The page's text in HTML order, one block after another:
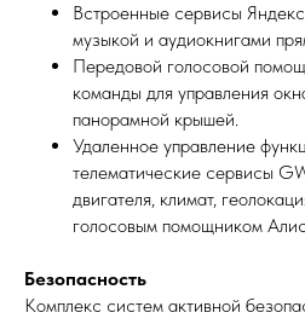
Встроенные сервисы
музыкой и аудиокнигами
Передовой голосовой
команды для управления
панорамной крышей.
Удаленное управление
телематические сервисы
двигателя, климат,
голосовым помощником
Безопасность
Комплекс систем активной